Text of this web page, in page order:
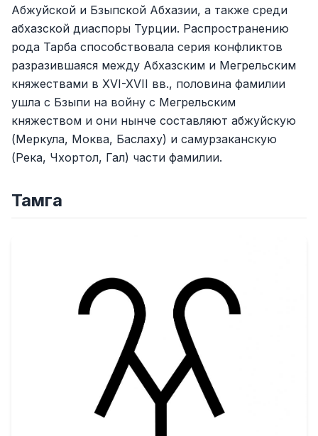
Абжуйской и Бзыпской Абхазии, а также среди
абхазской диаспоры Турции. Распространению
рода Тарба способствовала серия конфликтов
разразившаяся между Абхазским и Мегрельским
княжествами в XVI-XVII вв., половина фамилии
ушла с Бзыпи на войну с Мегрельским
княжеством и они нынче составляют абжуйскую
(Меркула, Моква, Баслаху) и самурзаканскую
(Река, Чхортол, Гал) части фамилии.
Тамга